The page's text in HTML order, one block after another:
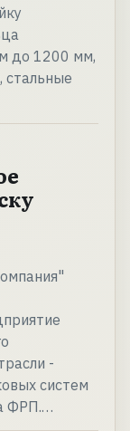
до 1200 мм,
-
систем
ФРП.…